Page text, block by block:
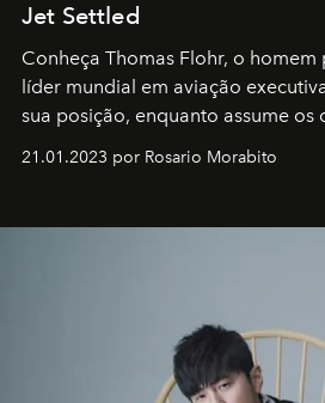
Jet Settled
Conheça Thomas Flohr, o homem
líder mundial em aviação
sua posição, enquanto assume os
em rápida evolução e redefinindo
21.01.2023 por Rosario Morabito